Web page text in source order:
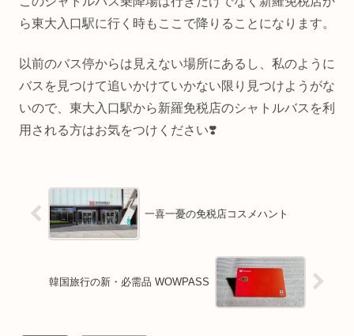
ら東大入口駅に行く時もここで降りることになります。
以前のバス停からは見えない場所にあるし、私のように
バスを見つけて追いかけていかない限り見つけようがな
いので、東大入口駅から新羅免税店のシャトルバスを利
用される方はお気をつけください❣️
一喜一憂の免税店コスメハント
韓国旅行の新・必需品 WOWPASS